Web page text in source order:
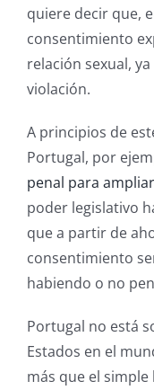
quiere decir que,
consentimiento
relación sexual,
violación.
A principios de
Portugal, por
penal para
poder legislativo
que a partir de
consentimiento
habiendo o no
Portugal no está
Estados en el
más que el